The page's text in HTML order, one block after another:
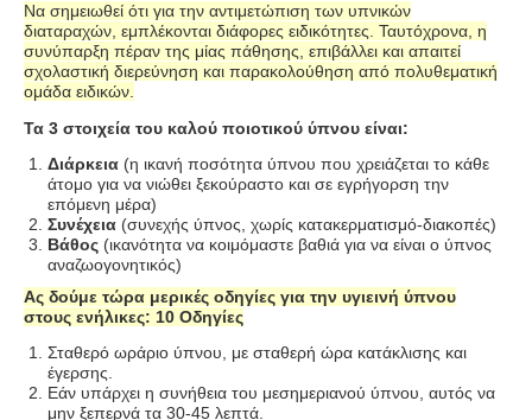
Να σημειωθεί ότι για την αντιμετώπιση των υπνικών
διαταραχών, εμπλέκονται διάφορες ειδικότητες. Ταυτόχρονα, η
συνύπαρξη πέραν της μίας πάθησης, επιβάλλει και απαιτεί
σχολαστική διερεύνηση και παρακολούθηση από πολυθεματική
ομάδα ειδικών.
Τα 3 στοιχεία του καλού ποιοτικού ύπνου είναι:
Διάρκεια (η ικανή ποσότητα ύπνου που χρειάζεται το κάθε
άτομο για να νιώθει ξεκούραστο και σε εγρήγορση την
επόμενη μέρα)
Συνέχεια (συνεχής ύπνος, χωρίς κατακερματισμό-διακοπές)
Βάθος (ικανότητα να κοιμόμαστε βαθιά για να είναι ο ύπνος
αναζωογονητικός)
Ας δούμε τώρα μερικές οδηγίες για την υγιεινή ύπνου
στους ενήλικες: 10 Οδηγίες
Σταθερό ωράριο ύπνου, με σταθερή ώρα κατάκλισης και
έγερσης.
Εάν υπάρχει η συνήθεια του μεσημεριανού ύπνου, αυτός να
μην ξεπερνά τα 30-45 λεπτά.